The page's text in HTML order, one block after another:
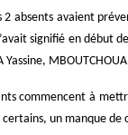
absents avaient
signifié en début
commencent à
un manque